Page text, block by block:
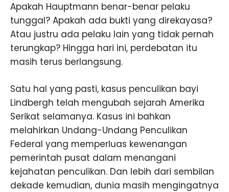
Apakah Hauptmann benar-benar pelaku
tunggal? Apakah ada bukti yang direkayasa?
Atau justru ada pelaku lain yang tidak pernah
terungkap? Hingga hari ini, perdebatan itu
masih terus berlangsung.
Satu hal yang pasti, kasus penculikan bayi
Lindbergh telah mengubah sejarah Amerika
Serikat selamanya. Kasus ini bahkan
melahirkan Undang-Undang Penculikan
Federal yang memperluas kewenangan
pemerintah pusat dalam menangani
kejahatan penculikan. Dan lebih dari sembilan
dekade kemudian, dunia masih mengingatnya